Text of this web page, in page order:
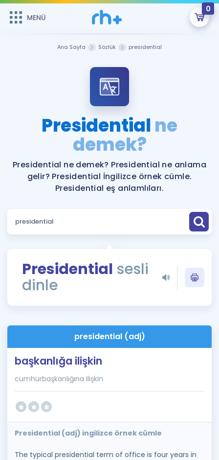
MENÜ
0
Şifremi Hatırlamıyorum
Sepetin Şu An Boş.
Remzi Hoca ile seni sınava hazırlayacak onlarca eğitim seni
bekliyor!
MENÜ
Katılımcı Görüşleri
Faydalı Araçlar
Ücretsiz Kaynaklar
ÖSYM Sınav Takvimi
Kampanyalar
İngilizce Gramer
İngilizce Gramer
Ana Sayfa Sözlük presidential
Presidentialne
demek?
Presidential ne demek? Presidential ne anlama
gelir? Presidential İngilizce örnek cümle.
Presidential eş anlamlıları.
Presidential sesli
dinle
presidential (adj)
başkanlığa ilişkin
cumhurbaşkanlığına ilişkin
Presidential (adj) ingilizce örnek cümle
The typical presidential term of office is four years in